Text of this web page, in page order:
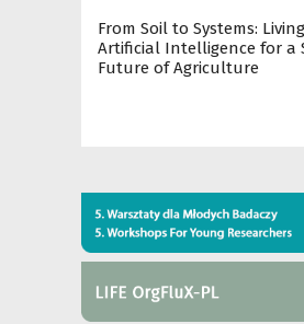
From Soil to Systems:
Artificial Intelligence for a
Future of Agriculture